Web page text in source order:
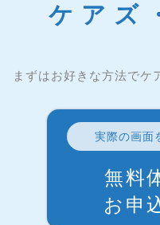
ケアズ
まずはお好きな方法でケ
実際の画面
無料
お申